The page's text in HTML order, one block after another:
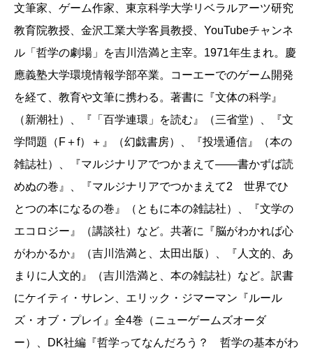
んでいる」という、この行為がなんとも神々しく、愛
しい行為に思えてくる。文字を読むという行為は人間
の身体機能の限界と密接に関わるという、本書の文体
論はきわめて身体的だ。
さらに読書とは、書物を脳裏に刻み込むこと、すな
わち自分の脳や身体を物質的に変化させることだとい
われれば、本書を読みながら刻一刻と変容していく自
分の身体を感じつつ、「すごい、すごい」と走り回り
たくなる。
と、これだけでも、本書がいわゆる「文体の本」で
はないということがわかるだろう。著者も書くよう
に、ふつう文体といえば「言文一致体」とか「作家の
文体」になりがちだが、しかしそれでは二つ足りない
という。
ひとつは「物質」の側面。文体とは文の「体」であ
る。それならば体そのものにアプローチすべきではな
文筆家、ゲーム作家、東京科学大学リベラルアーツ研究
教育院教授、金沢工業大学客員教授、YouTubeチャンネ
ル「哲学の劇場」を吉川浩満と主宰。1971年生まれ。慶
應義塾大学環境情報学部卒業。コーエーでのゲーム開発
を経て、教育や文筆に携わる。著書に『文体の科学』
（新潮社）、『「百学連環」を読む』（三省堂）、『文
学問題（F＋f）＋』（幻戯書房）、『投壜通信』（本の
雑誌社）、『マルジナリアでつかまえて――書かずば読
めぬの巻』、『マルジナリアでつかまえて2 世界でひ
とつの本になるの巻』（ともに本の雑誌社）、『文学の
エコロジー』（講談社）など。共著に『脳がわかれば心
がわかるか』（吉川浩満と、太田出版）、『人文的、あ
まりに人文的』（吉川浩満と、本の雑誌社）など。訳書
にケイティ・サレン、エリック・ジマーマン『ルール
ズ・オブ・プレイ』全4巻（ニューゲームズオーダ
ー）、DK社編『哲学ってなんだろう？ 哲学の基本がわ